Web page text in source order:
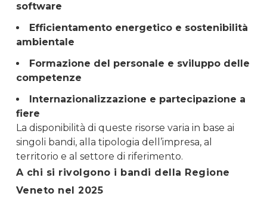
software
Efficientamento energetico e sostenibilità
ambientale
Formazione del personale e sviluppo delle
competenze
Internazionalizzazione e partecipazione a
fiere
La disponibilità di queste risorse varia in base ai
singoli bandi, alla tipologia dell’impresa, al
territorio e al settore di riferimento.
A chi si rivolgono i bandi della Regione
Veneto nel 2025